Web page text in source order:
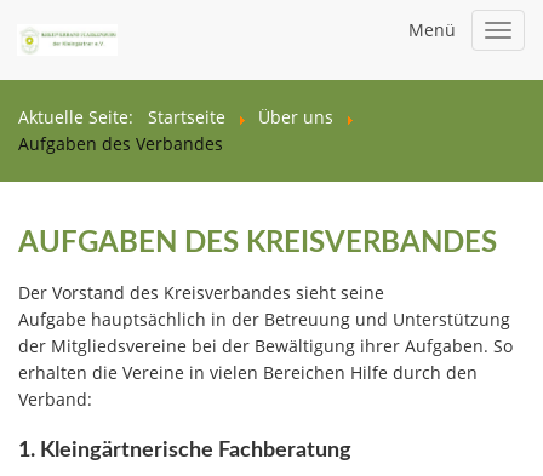
Menü
Aktuelle Seite: Startseite
Über uns
Aufgaben des Verbandes
AUFGABEN DES KREISVERBANDES
Der Vorstand des Kreisverbandes sieht seine
Aufgabe hauptsächlich in der Betreuung und Unterstützung
der Mitgliedsvereine bei der Bewältigung ihrer Aufgaben. So
erhalten die Vereine in vielen Bereichen Hilfe durch den
Verband:
1. Kleingärtnerische Fachberatung